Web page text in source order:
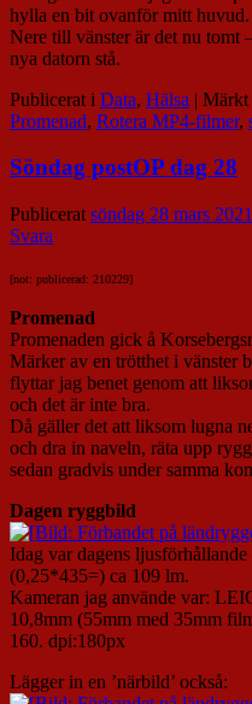
hylla en bit ovanför mitt huvud.
Nere till vänster är det nu tomt
nya datorn stå.
Publicerat i Data, Hälsa | Märkt
Promenad, Rotera MP4-filmer,
Söndag postOP dag 28
Publicerat söndag 28 mars 2021
Svara
[not: publicerad: 210229]
Promenad
Promenaden gick å
Märker av en trötthet i vänster
flyttar jag benet genom att
och det är inte bra.
Då gäller det att liksom lugna
och dra in naveln, räta upp
sedan gradvis under samma
Dagen ryggbild
Idag var dagens
(0,25*435=) ca 109 lm.
Kameran jag använde var:
10,8mm (55mm med 35mm
160. dpi:180px
Lägger in en ’närbild’ också: